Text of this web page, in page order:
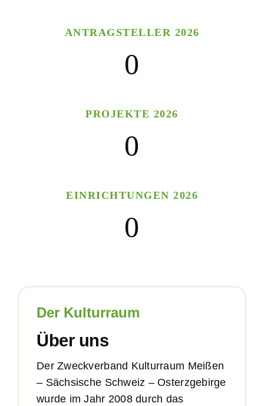
ANTRAGSTELLER 2026
0
PROJEKTE 2026
0
EINRICHTUNGEN 2026
0
Der Kulturraum
Über uns
Der Zweckverband Kulturraum Meißen
– Sächsische Schweiz – Osterzgebirge
wurde im Jahr 2008 durch das